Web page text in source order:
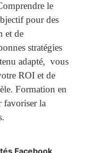
le
pour des
et de
stratégies
adapté, vous
ROI et de
Formation en
favoriser la
Facebook